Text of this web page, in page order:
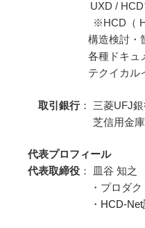
UXD / HCDプロ
※HCD（ Human
構造検討・筐体
各種ドキュメン
テクイカルイ
取引銀行： 三菱UFJ
芝信用金庫 高
代表プロフィール
代表取締役 ： 皿谷 知之
・プロダクト
・ HCD-